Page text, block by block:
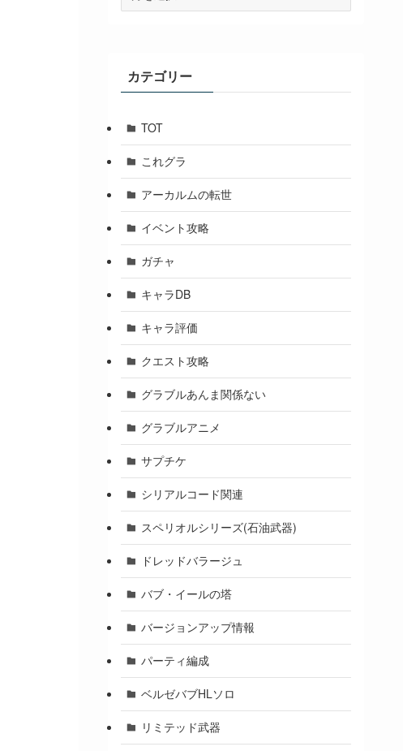
カテゴリー
TOT
これグラ
アーカルムの転世
イベント攻略
ガチャ
キャラDB
キャラ評価
クエスト攻略
グラブルあんま関係ない
グラブルアニメ
サプチケ
シリアルコード関連
スペリオルシリーズ(石油武器)
ドレッドバラージュ
バブ・イールの塔
バージョンアップ情報
パーティ編成
ベルゼバブHLソロ
リミテッド武器